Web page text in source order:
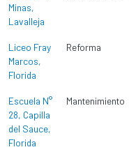
Minas,
Lavalleja
Liceo Fray
Marcos,
Florida
Reforma
Escuela N°
28, Capilla
del Sauce,
Florida
Mantenimiento